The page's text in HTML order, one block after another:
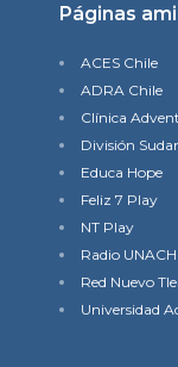
Páginas
ACES Chile
ADRA Chile
Clínica
División
Educa Hope
Feliz 7 Play
NT Play
Radio UNACH
Red Nuevo
Universidad